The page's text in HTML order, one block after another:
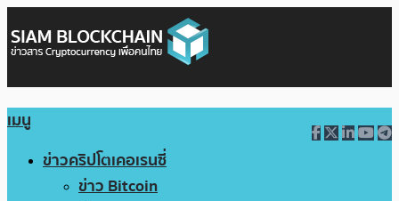
เมนู
ข่าวคริปโตเคอเรนซี่
ข่าว Bitcoin